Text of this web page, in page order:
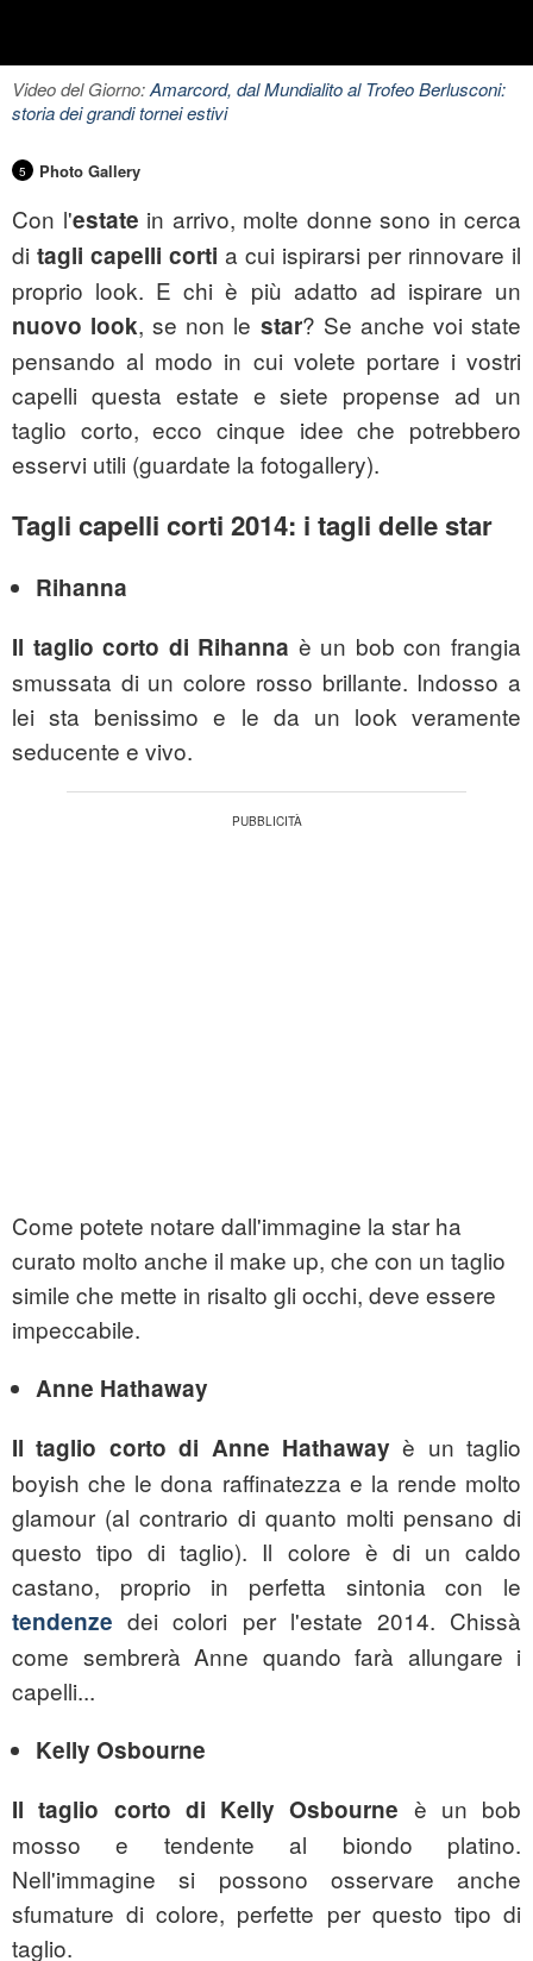
Video del Giorno:Amarcord, dal Mundialito al Trofeo Berlusconi:
storia dei grandi tornei estivi
5 Photo Gallery
Con l'estate in arrivo, molte donne sono in cerca
di tagli capelli corti a cui ispirarsi per rinnovare il
proprio look. E chi è più adatto ad ispirare un
nuovo look, se non le star? Se anche voi state
pensando al modo in cui volete portare i vostri
capelli questa estate e siete propense ad un
taglio corto, ecco cinque idee che potrebbero
esservi utili (guardate la fotogallery).
Tagli capelli corti 2014: i tagli delle star
Rihanna
Il taglio corto di Rihanna è un bob con frangia
smussata di un colore rosso brillante. Indosso a
lei sta benissimo e le da un look veramente
seducente e vivo.
Come potete notare dall'immagine la star ha
curato molto anche il make up, che con un taglio
simile che mette in risalto gli occhi, deve essere
impeccabile.
Anne Hathaway
Il taglio corto di Anne Hathawayè un taglio
boyish che le dona raffinatezza e la rende molto
glamour (al contrario di quanto molti pensano di
questo tipo di taglio). Il colore è di un caldo
castano, proprio in perfetta sintonia con le
tendenzedei colori per l'estate 2014. Chissà
come sembrerà Anne quando farà allungare i
capelli...
Kelly Osbourne
Il taglio corto di Kelly Osbourne è un bob
mosso e tendente al biondo platino.
Nell'immagine si possono osservare anche
sfumature di colore, perfette per questo tipo di
taglio.